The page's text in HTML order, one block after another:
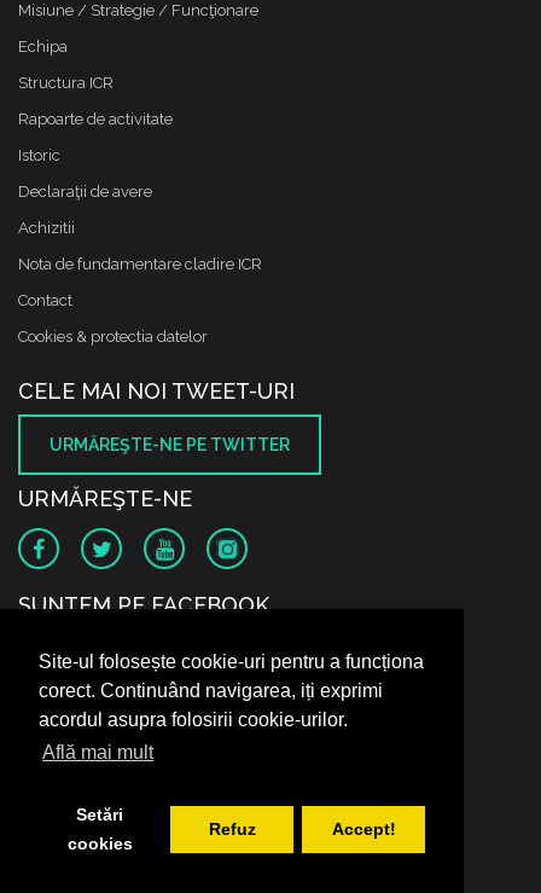
Site-ul folosește cookie-uri pentru a funcționa
corect. Continuând navigarea, iți exprimi
acordul asupra folosirii cookie-urilor.
Află mai mult
Setări
cookies
Refuz Accept!
Misiune / Strategie / Funcţionare
Echipa
Structura ICR
Rapoarte de activitate
Istoric
Declaraţii de avere
Achizitii
Nota de fundamentare cladire ICR
Contact
Cookies & protectia datelor
CELE MAI NOI TWEET-URI
URMĂREŞTE-NE PE TWITTER
URMĂREŞTE-NE
SUNTEM PE FACEBOOK